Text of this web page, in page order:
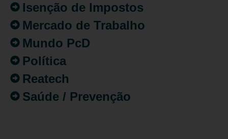
Isenção de Impostos
Mercado de Trabalho
Mundo PcD
Política
Reatech
Saúde / Prevenção